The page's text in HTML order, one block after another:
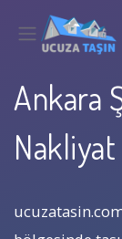
Ankara